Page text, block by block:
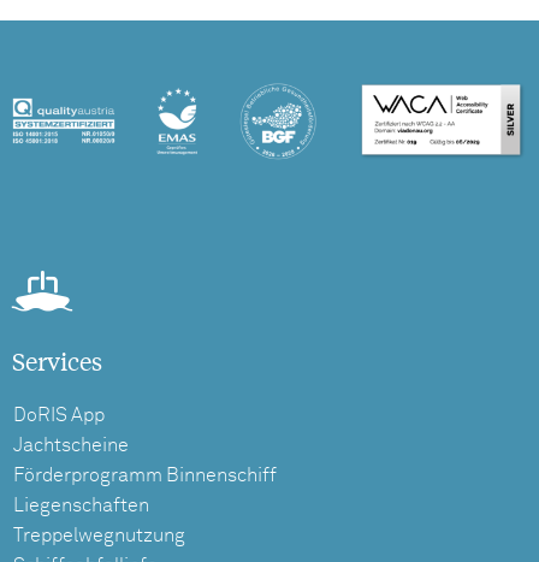
Services
DoRIS App
Jachtscheine
Förderprogramm Binnenschiff
Liegenschaften
Treppelwegnutzung